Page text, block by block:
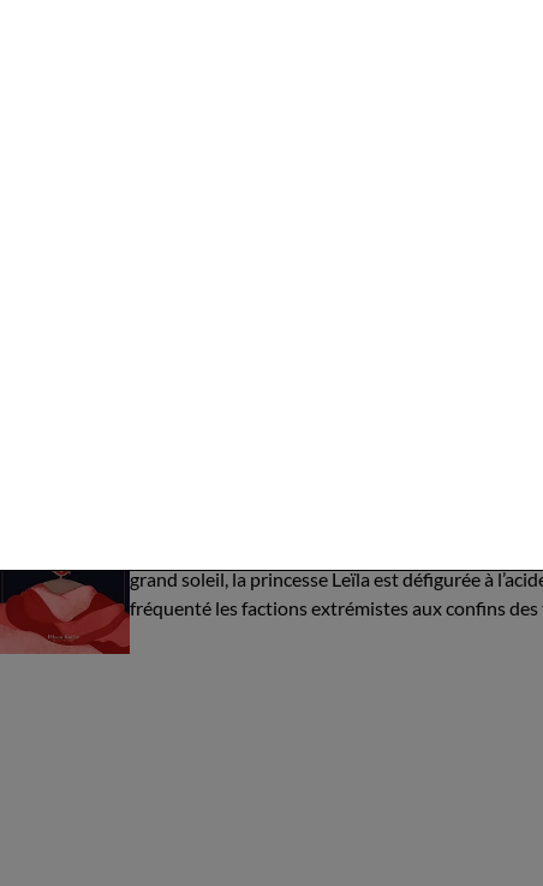
- Un conte moderne qui explore des thèmes
reflet est un conte poétique écrit par Marine
grand soleil, la princesse Leïla est défigurée à
fréquenté les factions extrémistes aux confins des